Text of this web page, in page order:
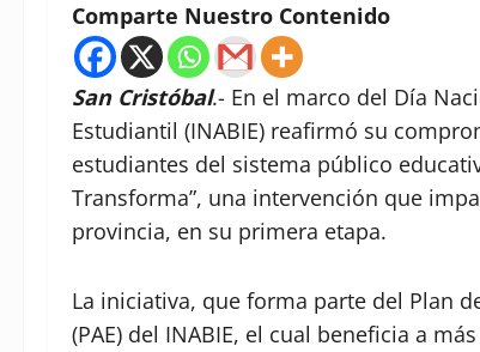
Comparte Nuestro Contenido
San Cristóbal.- En el marco del Día
Estudiantil (INABIE) reafirmó su
estudiantes del sistema público
Transforma”, una intervención que
provincia, en su primera etapa.
La iniciativa, que forma parte del Plan
(PAE) del INABIE, el cual beneficia a